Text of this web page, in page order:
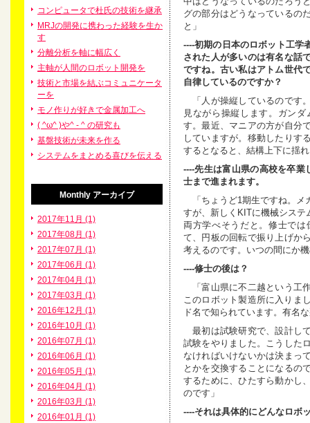
コンピュータで杜氏の技術を継承
MRJの開発に携わった経験を生か
す
分離分析を軸に幅広く
主軸が人間のロボット開発を
技術と市場を結ぶコミュニケータ
ーを
モノ作りが好きで金属加工へ
( ^ω^ )や^ - ^ の研究も
基盤技術が未来を作る
システムをまとめる喜びを伝える
Monthly アーカイブ
2017年11月 (1)
2017年08月 (1)
2017年07月 (1)
2017年06月 (1)
2017年04月 (1)
2017年03月 (1)
2016年12月 (1)
2016年10月 (1)
2016年07月 (1)
2016年06月 (1)
2016年05月 (1)
2016年04月 (1)
2016年03月 (1)
2016年01月 (1)
グの部分はどうなっているの
と」
----初期の日本のロボット工学
された人が多いのは有名な話
ですね。古い私はアトム世代
自律しているのですか？
「人が操縦しているのです
見ながら操縦します。ガン
す。最近、マニアの方が自分
していますが。移動したりす
するとなると、結構上下に揺
----先生は富山県の高校を卒
士まで進まれます。
「ちょうど1期生ですね。メ
すが、新しくKITに機械システ
両方学べそうだと。修士で
て、円板の回転で振り上げか
考えるのです。いつの間にか
----修士の後は？
「富山県に不二越という工
このロボット製造所に入りま
ド名で知られています。有名
最初は試験研究で、設計し
試験をやりました。こうした
なければいけないかは決まっ
とかを交換することになるの
するために、ひたすら動かし
のです」
----それは具体的にどんなロボ